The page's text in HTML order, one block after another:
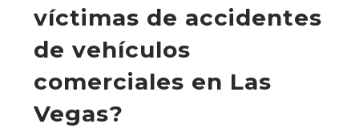
víctimas de accidentes
de vehículos
comerciales en Las
Vegas?